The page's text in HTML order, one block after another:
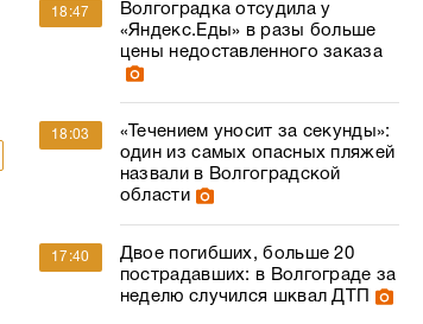
18:47
Волгоградка отсудила у
«Яндекс.Еды» в разы больше
цены недоставленного заказа
18:03
«Течением уносит за секунды»:
один из самых опасных пляжей
назвали в Волгоградской
области
17:40
Двое погибших, больше 20
пострадавших: в Волгограде за
неделю случился шквал ДТП